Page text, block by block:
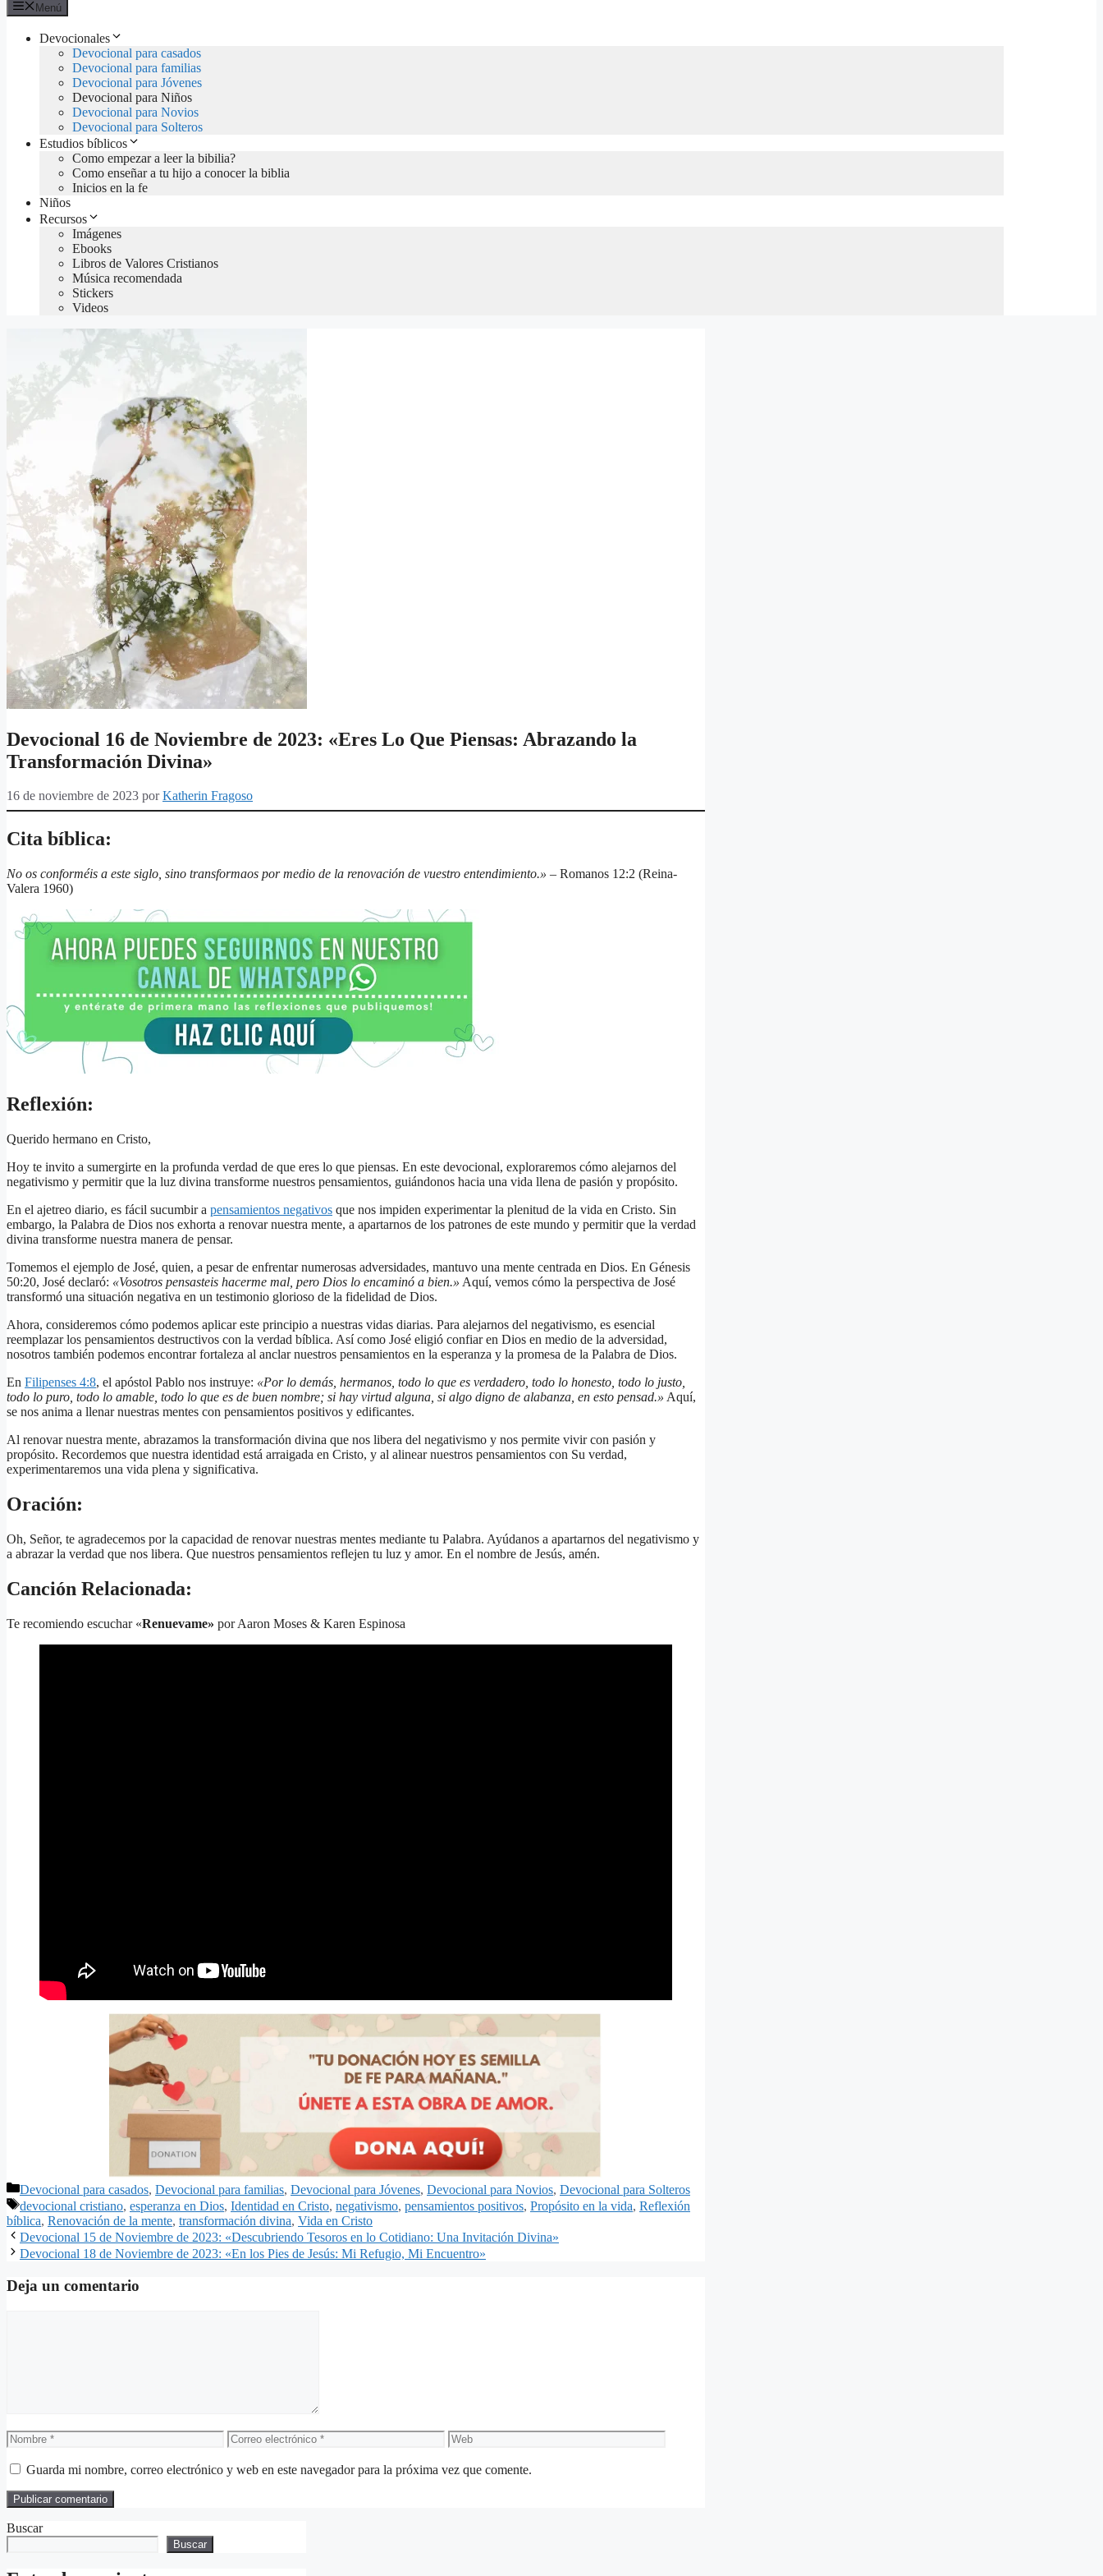
Menú
Devocionales
Devocional para casados
Devocional para familias
Devocional para Jóvenes
Devocional para Niños
Devocional para Novios
Devocional para Solteros
Estudios bíblicos
Como empezar a leer la bibilia?
Como enseñar a tu hijo a conocer la biblia
Inicios en la fe
Niños
Recursos
Imágenes
Ebooks
Libros de Valores Cristianos
Música recomendada
Stickers
Videos
Devocional 16 de Noviembre de 2023: «Eres Lo Que Piensas: Abrazando la
Transformación Divina»
16 de noviembre de 2023 porKatherin Fragoso
Cita bíblica:
No os conforméis a este siglo, sino transformaos por medio de la renovación de vuestro entendimiento.» – Romanos 12:2 (Reina-
Valera 1960)
Reflexión:
Querido hermano en Cristo,
Hoy te invito a sumergirte en la profunda verdad de que eres lo que piensas. En este devocional, exploraremos cómo alejarnos del
negativismo y permitir que la luz divina transforme nuestros pensamientos, guiándonos hacia una vida llena de pasión y propósito.
En el ajetreo diario, es fácil sucumbir a pensamientos negativos que nos impiden experimentar la plenitud de la vida en Cristo. Sin
embargo, la Palabra de Dios nos exhorta a renovar nuestra mente, a apartarnos de los patrones de este mundo y permitir que la verdad
divina transforme nuestra manera de pensar.
Tomemos el ejemplo de José, quien, a pesar de enfrentar numerosas adversidades, mantuvo una mente centrada en Dios. En Génesis
50:20, José declaró: «Vosotros pensasteis hacerme mal, pero Dios lo encaminó a bien.» Aquí, vemos cómo la perspectiva de José
transformó una situación negativa en un testimonio glorioso de la fidelidad de Dios.
Ahora, consideremos cómo podemos aplicar este principio a nuestras vidas diarias. Para alejarnos del negativismo, es esencial
reemplazar los pensamientos destructivos con la verdad bíblica. Así como José eligió confiar en Dios en medio de la adversidad,
nosotros también podemos encontrar fortaleza al anclar nuestros pensamientos en la esperanza y la promesa de la Palabra de Dios.
En Filipenses 4:8, el apóstol Pablo nos instruye: «Por lo demás, hermanos, todo lo que es verdadero, todo lo honesto, todo lo justo,
todo lo puro, todo lo amable, todo lo que es de buen nombre; si hay virtud alguna, si algo digno de alabanza, en esto pensad.» Aquí,
se nos anima a llenar nuestras mentes con pensamientos positivos y edificantes.
Al renovar nuestra mente, abrazamos la transformación divina que nos libera del negativismo y nos permite vivir con pasión y
propósito. Recordemos que nuestra identidad está arraigada en Cristo, y al alinear nuestros pensamientos con Su verdad,
experimentaremos una vida plena y significativa.
Oración:
Oh, Señor, te agradecemos por la capacidad de renovar nuestras mentes mediante tu Palabra. Ayúdanos a apartarnos del negativismo y
a abrazar la verdad que nos libera. Que nuestros pensamientos reflejen tu luz y amor. En el nombre de Jesús, amén.
Canción Relacionada:
Te recomiendo escuchar «Renuevame» por Aaron Moses & Karen Espinosa
Categorías
Devocional para casados, Devocional para familias, Devocional para Jóvenes, Devocional para Novios, Devocional para Solteros
Etiquetas
devocional cristiano, esperanza en Dios, Identidad en Cristo, negativismo, pensamientos positivos, Propósito en la vida, Reflexión
bíblica, Renovación de la mente, transformación divina, Vida en Cristo
Devocional 15 de Noviembre de 2023: «Descubriendo Tesoros en lo Cotidiano: Una Invitación Divina»
Devocional 18 de Noviembre de 2023: «En los Pies de Jesús: Mi Refugio, Mi Encuentro»
Deja un comentario
Nombre
Correo
electrónico
Web
Guarda mi nombre, correo electrónico y web en este navegador para la próxima vez que comente.
Buscar
Buscar